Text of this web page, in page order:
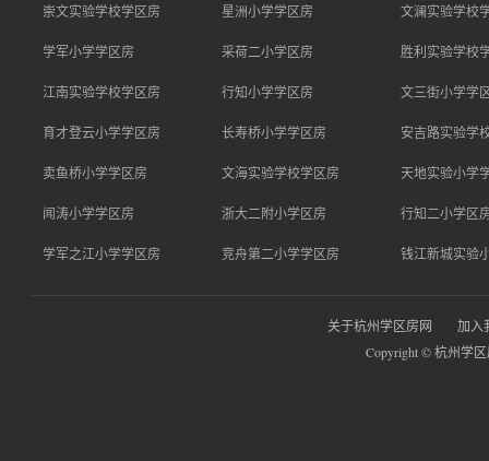
崇文实验学校学区房 星洲小学学区房 文澜实验学校
学军小学学区房 采荷二小学区房 胜利实验学校
江南实验学校学区房 行知小学学区房 文三街小学学
育才登云小学学区房 长寿桥小学学区房 安吉路实验学
卖鱼桥小学学区房 文海实验学校学区房 天地实验小学
闻涛小学学区房 浙大二附小学区房 行知二小学区
学军之江小学学区房 竞舟第二小学学区房 钱江新城实验
关于杭州学区房网
加入
Copyright © 杭州学